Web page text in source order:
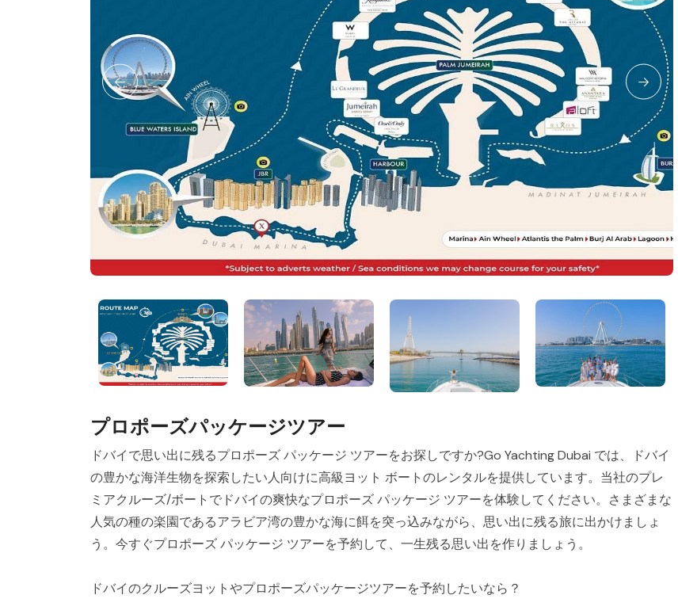
プロポーズパッケージツアー
ドバイで思い出に残るプロポーズ パッケージ ツアーをお探しですか?Go Yachting Dubai では、ドバイ
の豊かな海洋生物を探索したい人向けに高級ヨット ボートのレンタルを提供しています。当社のプレ
ミアクルーズ/ボートでドバイの爽快なプロポーズ パッケージ ツアーを体験してください。さまざまな
人気の種の楽園であるアラビア湾の豊かな海に餌を突っ込みながら、思い出に残る旅に出かけましょ
う。今すぐプロポーズ パッケージ ツアーを予約して、一生残る思い出を作りましょう。
ドバイのクルーズヨットやプロポーズパッケージツアーを予約したいなら？